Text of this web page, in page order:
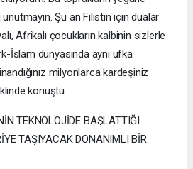
Şu an Filistin için dualar
Afrikalı çocukların kalbinin sizlerle
İslam dünyasında aynı ufka
milyonlarca kardeşiniz
konuştu.
TEKNOLOJİDE BAŞLATTIĞI
TAŞIYACAK DONANIMLI BİR